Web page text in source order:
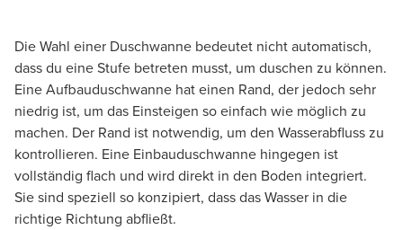
Die Wahl einer Duschwanne bedeutet nicht automatisch,
dass du eine Stufe betreten musst, um duschen zu können.
Eine Aufbauduschwanne hat einen Rand, der jedoch sehr
niedrig ist, um das Einsteigen so einfach wie möglich zu
machen. Der Rand ist notwendig, um den Wasserabfluss zu
kontrollieren. Eine Einbauduschwanne hingegen ist
vollständig flach und wird direkt in den Boden integriert.
Sie sind speziell so konzipiert, dass das Wasser in die
richtige Richtung abfließt.